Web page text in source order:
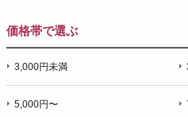
価格帯で選ぶ
3,000円未満
5,000円〜